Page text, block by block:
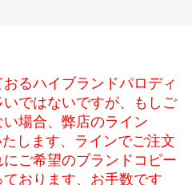
るハイブランドパロディ
ではないですが、もしご
場合、弊店のライン
します、ラインでご注文
ご希望のブランドコピー
おります、お手数です